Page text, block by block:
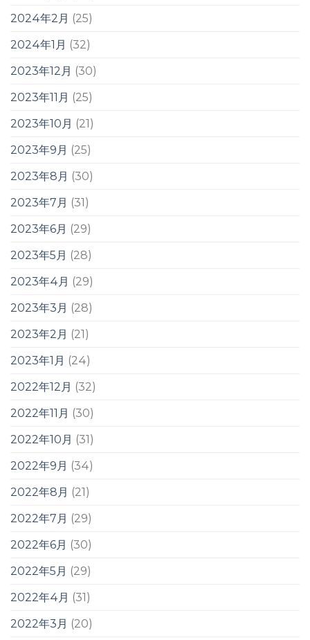
2024年2月 (25)
2024年1月 (32)
2023年12月 (30)
2023年11月 (25)
2023年10月 (21)
2023年9月 (25)
2023年8月 (30)
2023年7月 (31)
2023年6月 (29)
2023年5月 (28)
2023年4月 (29)
2023年3月 (28)
2023年2月 (21)
2023年1月 (24)
2022年12月 (32)
2022年11月 (30)
2022年10月 (31)
2022年9月 (34)
2022年8月 (21)
2022年7月 (29)
2022年6月 (30)
2022年5月 (29)
2022年4月 (31)
2022年3月 (20)